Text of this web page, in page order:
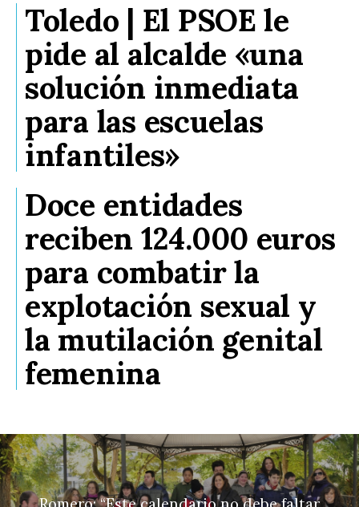
Toledo | El PSOE le
pide al alcalde «una
solución inmediata
para las escuelas
infantiles»
Doce entidades
reciben 124.000 euros
para combatir la
explotación sexual y
la mutilación genital
femenina